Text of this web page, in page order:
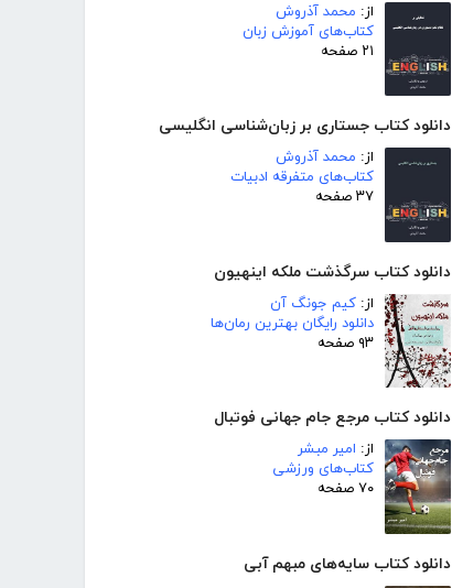
از: محمد آذروش
کتاب‌های آموزش زبان
۲۱ صفحه
دانلود کتاب جستاری بر زبان‌شناسی انگلیسی
از: محمد آذروش
کتاب‌های متفرقه ادبیات
۳۷ صفحه
دانلود کتاب سرگذشت ملکه اینهیون
از: کیم جونگ آن
دانلود رایگان بهترین رمان‌ها
۹۳ صفحه
دانلود کتاب مرجع جام جهانی فوتبال
از: امیر مبشر
کتاب‌های ورزشی
۷۰ صفحه
دانلود کتاب سایه‌های مبهم آبی